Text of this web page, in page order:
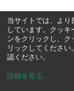
当サイトでは、より
しています。クッ
ンをクリックし、ク
リックしてくださ
認ください。
詳細を見る ...